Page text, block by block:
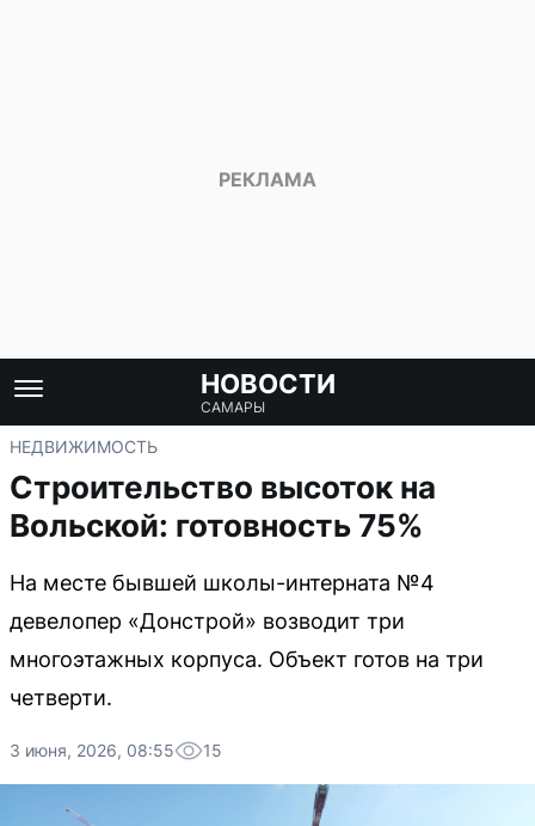
НОВОСТИ
САМАРЫ
НЕДВИЖИМОСТЬ
Строительство высоток на
Вольской: готовность 75%
На месте бывшей школы-интерната №4
девелопер «Донстрой» возводит три
многоэтажных корпуса. Объект готов на три
четверти.
3 июня, 2026, 08:55 15